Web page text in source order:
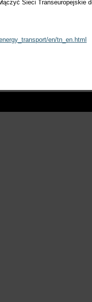
Sieci Transeuropejskie
en/tn_en.html